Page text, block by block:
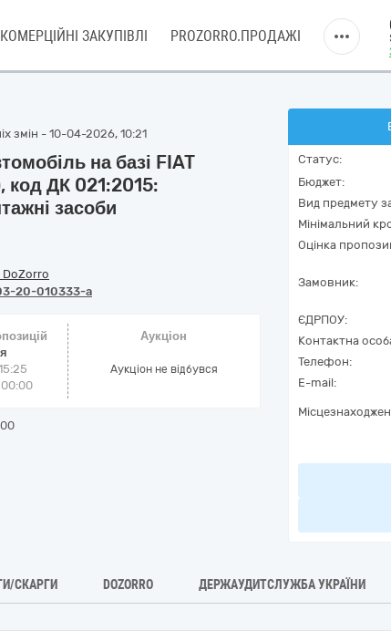
КОМЕРЦІЙНІ ЗАКУПІВЛІ PROZORRO.ПРОДАЖІ
змін - 10-04-2026, 10:21
на базі FIAT
код ДК 021:2015:
засоби
DoZorro
20-010333-a
Аукціон
Аукціон не відбувся
Статус:
Бюджет:
Вид предмету
Мінімальний
Оцінка
Замовник:
ЄДРПОУ:
Контактна
Телефон:
E-mail:
СКАРГИ DOZORRO ДЕРЖАУДИТСЛУЖБА УКРАЇНИ